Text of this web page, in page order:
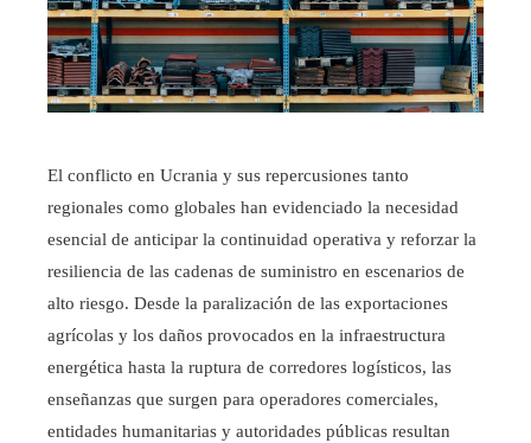
El conflicto en Ucrania y sus repercusiones tanto
regionales como globales han evidenciado la necesidad
esencial de anticipar la continuidad operativa y reforzar la
resiliencia de las cadenas de suministro en escenarios de
alto riesgo. Desde la paralización de las exportaciones
agrícolas y los daños provocados en la infraestructura
energética hasta la ruptura de corredores logísticos, las
enseñanzas que surgen para operadores comerciales,
entidades humanitarias y autoridades públicas resultan